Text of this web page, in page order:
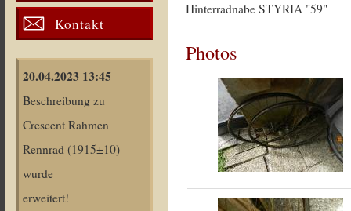
Kontakt
20.04.2023 13:45
Beschreibung zu
Crescent Rahmen
Rennrad (1915±10)
wurde
erweitert!
Hinterradnabe STYRIA "59"
Photos